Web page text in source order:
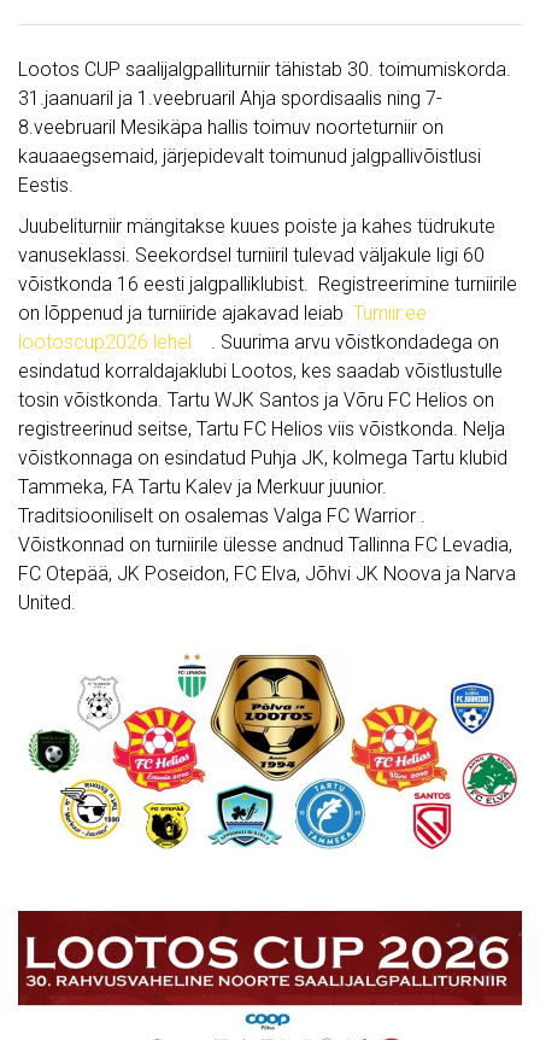
Lootos CUP saalijalgpalliturniir tähistab 30. toimumiskorda.
31.jaanuaril ja 1.veebruaril Ahja spordisaalis ning 7-
8.veebruaril Mesikäpa hallis toimuv noorteturniir on
kauaaegsemaid, järjepidevalt toimunud jalgpallivõistlusi
Eestis.
Juubeliturniir mängitakse kuues poiste ja kahes tüdrukute
vanuseklassi. Seekordsel turniiril tulevad väljakule ligi 60
võistkonda 16 eesti jalgpalliklubist. Registreerimine turniirile
on lõppenud ja turniiride ajakavad leiab Turniir.ee
lootoscup2026 lehel
. Suurima arvu võistkondadega on
esindatud korraldajaklubi Lootos, kes saadab võistlustulle
tosin võistkonda. Tartu WJK Santos ja Võru FC Helios on
registreerinud seitse, Tartu FC Helios viis võistkonda. Nelja
võistkonnaga on esindatud Puhja JK, kolmega Tartu klubid
Tammeka, FA Tartu Kalev ja Merkuur juunior.
Traditsiooniliselt on osalemas Valga FC Warrior .
Võistkonnad on turniirile ülesse andnud Tallinna FC Levadia,
FC Otepää, JK Poseidon, FC Elva, Jõhvi JK Noova ja Narva
United.